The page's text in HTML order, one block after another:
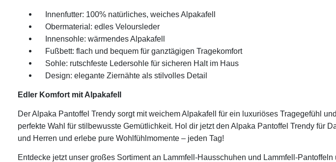
Innenfutter: 100% natürliches, weiches Alpakafell
Obermaterial: edles Veloursleder
Innensohle: wärmendes Alpakafell
Fußbett: flach und bequem für ganztägigen Tragekomfort
Sohle: rutschfeste Ledersohle für sicheren Halt im Haus
Design: elegante Ziernähte als stilvolles Detail
Edler Komfort mit Alpakafell
Der Alpaka Pantoffel Trendy sorgt mit weichem Alpakafell für ein luxuriöses Tragegefühl
perfekte Wahl für stilbewusste Gemütlichkeit. Hol dir jetzt den Alpaka Pantoffel Trendy für
und Herren und erlebe pure Wohlfühlmomente – jeden Tag!
Entdecke jetzt unser großes Sortiment an Lammfell-Hausschuhen und Lammfell-Pantoffeln